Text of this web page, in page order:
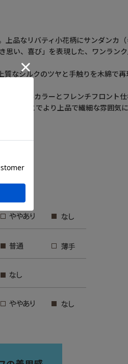
品なリバティ小花柄にサンダンカ（
い、喜び」を表現した、ワンラン
なシルクのツヤと手触りを木綿で
ンタルカラーとフレンチフロント
ることでより上品で繊細な雰囲気
です。